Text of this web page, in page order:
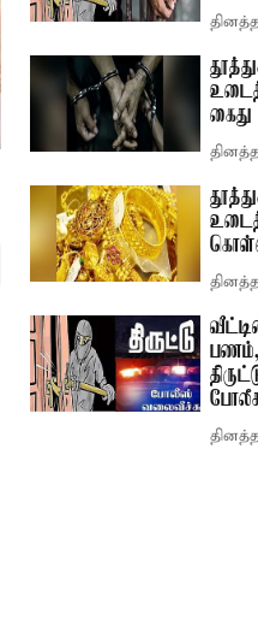
கைது
பணம்,